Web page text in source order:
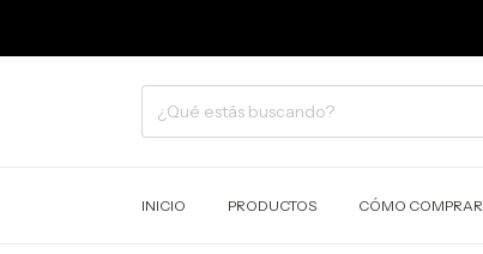
INICIO PRODUCTOS CÓMO COMPRAR